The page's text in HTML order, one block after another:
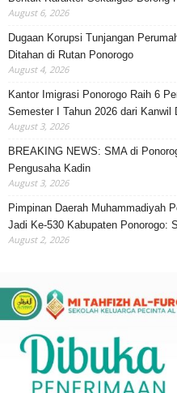
August 6, 2026
Dugaan Korupsi Tunjangan
Ditahan di Rutan Ponorogo
August 4, 2026
Kantor Imigrasi Ponorogo Raih 6
Semester I Tahun 2026 dari
August 3, 2026
BREAKING NEWS: SMA di
Pengusaha Kadin
August 3, 2026
Pimpinan Daerah Muhammadiyah
Jadi Ke-530 Kabupaten Ponorogo:
August 2, 2026